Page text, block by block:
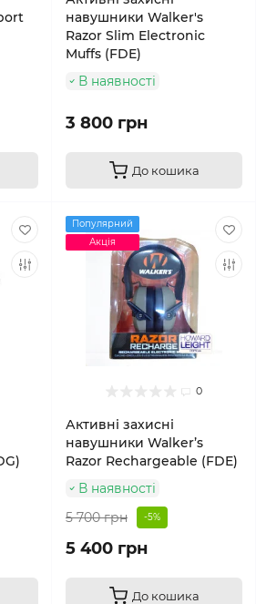
навушники Walker's
Razor Slim Electronic
Muffs (FDE)
В наявності
3 800 грн
До кошика
Популярний
Акція
0
Активні захисні
навушники Walker’s
Razor Rechargeable (FDE)
В наявності
5 700 грн
-5%
5 400 грн
До кошика